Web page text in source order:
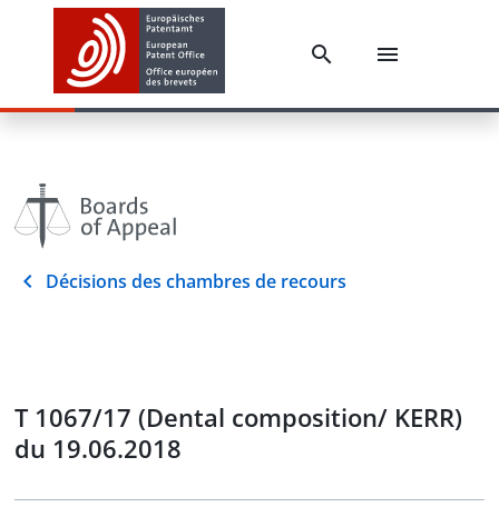
Décisions des chambres de recours
T 1067/17 (Dental composition/ KERR)
du 19.06.2018